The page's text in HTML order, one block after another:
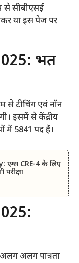
से सीबीएसई
या इस पेज पर
भर्ती
से टीचिंग एवं नॉन
इसमें से केंद्रीय
में 5841 पद हैं।
एम्स CRE-4 के लिए
परीक्षा
अलग पात्रता